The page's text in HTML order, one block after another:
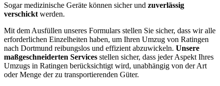
Sogar medizinische Geräte können sicher und zuverlässig
verschickt werden.
Mit dem Ausfüllen unseres Formulars stellen Sie sicher, dass wir alle
erforderlichen Einzelheiten haben, um Ihren Umzug von Ratingen
nach Dortmund reibungslos und effizient abzuwickeln. Unsere
maßgeschneiderten Services stellen sicher, dass jeder Aspekt Ihres
Umzugs in Ratingen berücksichtigt wird, unabhängig von der Art
oder Menge der zu transportierenden Güter.